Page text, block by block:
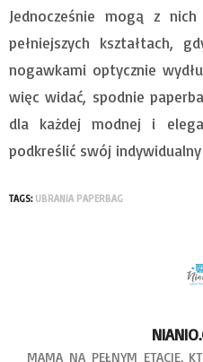
Jednocześnie mogą z
pełniejszych kształtach,
nogawkami optycznie
więc widać, spodnie
dla każdej modnej i
podkreślić swój
TAGS: UBRANIA PAPERBAG
MAMA NA PEŁNYM ETACIE,